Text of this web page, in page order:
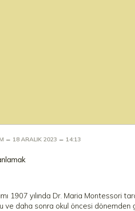
– 18 ARALIK 2023 – 14:13
1907 yılında Dr. Maria Montessori
ve daha sonra okul öncesi dönemden